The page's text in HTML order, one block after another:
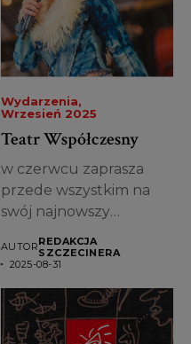
Wydarzenia
Wrzesień 2025
Teatr Współczesny
w czerwcu zaprasza
przede wszystkim na
swój najnowszy
przez Michała...
AUTORREDAKCJA
SZCZECINERA
2025-08-31